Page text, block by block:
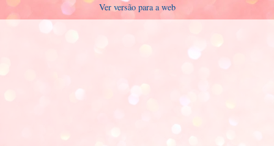
Ver versão para a web